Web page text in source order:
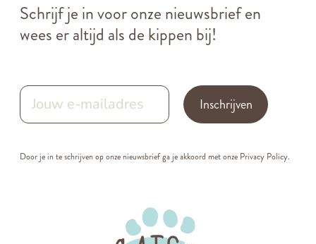
Schrijf je in voor onze nieuwsbrief en
wees er altijd als de kippen bij!
Inschrijven
Door je in te schrijven op onze nieuwsbrief ga je akkoord met onze Privacy Policy.